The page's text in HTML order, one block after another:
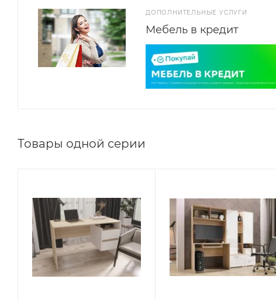
ДОПОЛНИТЕЛЬНЫЕ УСЛУГИ
Мебель в кредит
Товары одной серии